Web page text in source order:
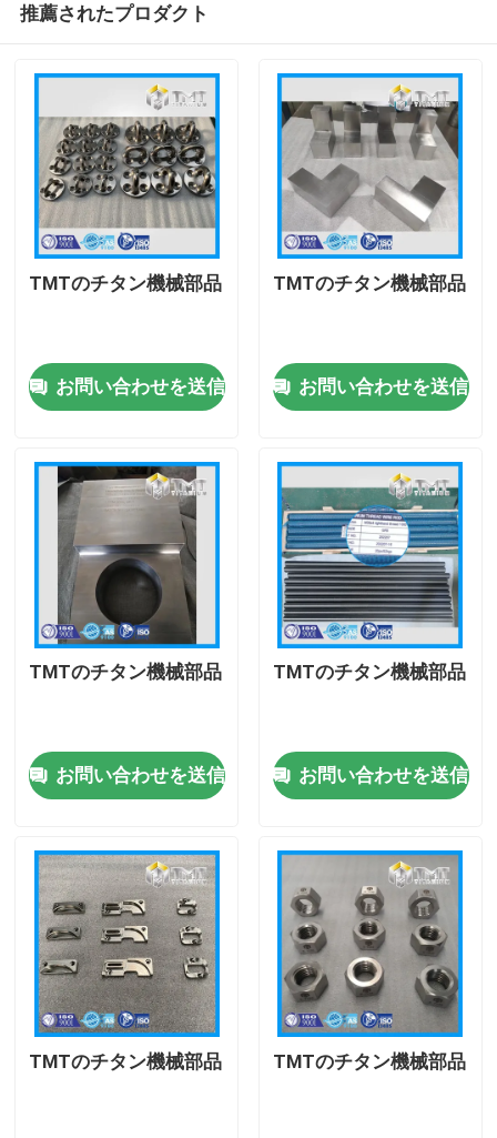
ホーム
製品
ビデオ
会社案内
品質管理
お問い合わせ
見積依頼
チタニウム棒
推薦されたプロダクト
TMTのチタン機械部品
お問い合わせを送信
TMTのチタン機械部品
お問い合わせを送信
TMTのチタン機械部品
お問い合わせを送信
TMTのチタン機械部品
お問い合わせを送信
TMTのチタン機械部品 TMTのチタン機械部品